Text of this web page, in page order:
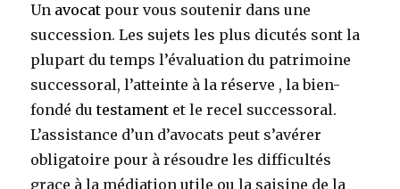
Un avocat pour vous soutenir dans une
succession. Les sujets les plus dicutés sont la
plupart du temps l’évaluation du patrimoine
successoral, l’atteinte à la réserve , la bien-
fondé dutestament et le recel successoral.
L’assistance d’un d’avocats peut s’avérer
obligatoire pour à résoudre les difficultés
grace à la médiation utile ou la saisine de la